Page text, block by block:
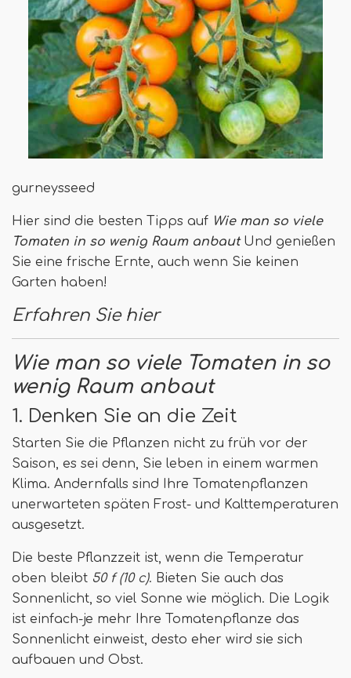
gurneysseed
Hier sind die besten Tipps auf Wie man so viele
Tomaten in so wenig Raum anbautUnd genießen
Sie eine frische Ernte, auch wenn Sie keinen
Garten haben!
Erfahren Sie hier
Wie man so viele Tomaten in so
wenig Raum anbaut
1. Denken Sie an die Zeit
Starten Sie die Pflanzen nicht zu früh vor der
Saison, es sei denn, Sie leben in einem warmen
Klima. Andernfalls sind Ihre Tomatenpflanzen
unerwarteten späten Frost- und Kalttemperaturen
ausgesetzt.
Die beste Pflanzzeit ist, wenn die Temperatur
oben bleibt 50 f (10 c). Bieten Sie auch das
Sonnenlicht, so viel Sonne wie möglich. Die Logik
ist einfach-je mehr Ihre Tomatenpflanze das
Sonnenlicht einweist, desto eher wird sie sich
aufbauen und Obst.